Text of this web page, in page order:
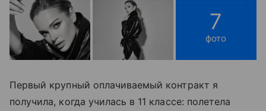
7
фото
Первый крупный оплачиваемый контракт я
получила, когда училась в 11 классе: полетела